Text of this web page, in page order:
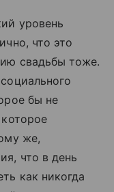
уровень
что это
свадьбы тоже.
бы не
же,
что в день
как никогда